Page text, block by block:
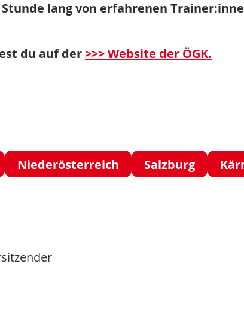
lang von erfahrenen
du auf der>>> Website der ÖGK.
Niederösterreich Salzburg